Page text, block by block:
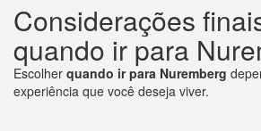
Considerações
quando ir para
Escolher quando ir para Nuremberg
experiência que você deseja viver.